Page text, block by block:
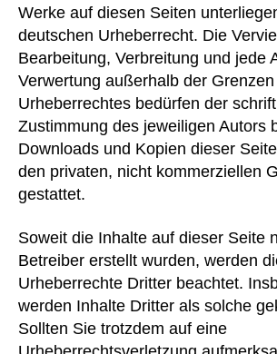
Werke auf diesen Seiten
deutschen Urheberrecht. Die
Bearbeitung, Verbreitung und jede
Verwertung außerhalb der
Urheberrechtes bedürfen der
Zustimmung des jeweiligen Autors
Downloads und Kopien dieser
den privaten, nicht kommerziellen
gestattet.
Soweit die Inhalte auf dieser Seite
Betreiber erstellt wurden, werden
Urheberrechte Dritter beachtet.
werden Inhalte Dritter als solche
Sollten Sie trotzdem auf eine